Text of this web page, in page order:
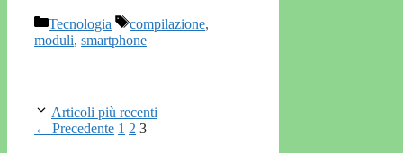
Categorie
Tecnologia Tag
compilazione,
moduli, smartphone
Articoli più recenti
← Precedente Pagina
1 Pagina
2 Pagina
3